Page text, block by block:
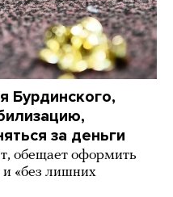
Бурдинского,
за деньги
обещает оформить
«без лишних